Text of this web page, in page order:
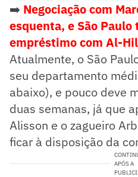
➡️ Negociação com
esquenta, e São
empréstimo com Al-
Atualmente, o São
seu departamento
abaixo), e pouco deve
duas semanas, já que
Alisson e o zagueiro
ficar à disposição da
APÓS A